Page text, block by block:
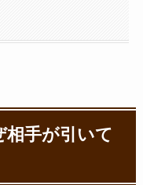
手が引いて